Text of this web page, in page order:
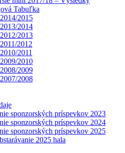
Tabuľka
2015
2014
2013
2012
2011
2010
2009
2008
sponzorských príspevkov 2023
sponzorských príspevkov 2024
sponzorských príspevkov 2025
2025 hala